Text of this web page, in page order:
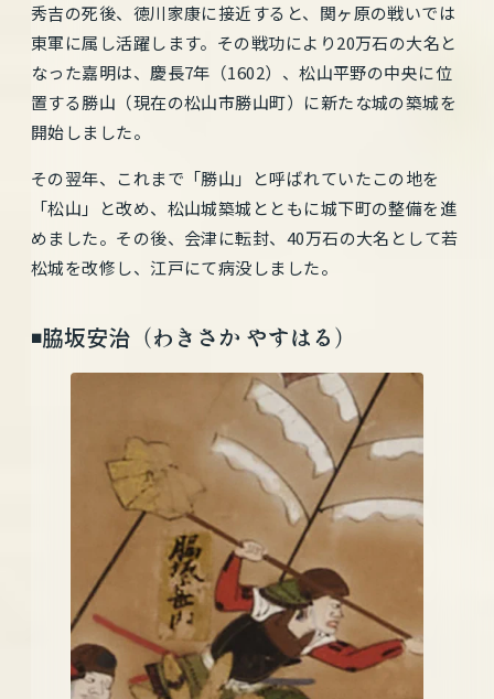
秀吉の死後、徳川家康に接近すると、関ヶ原の戦いでは
東軍に属し活躍します。その戦功により20万石の大名と
なった嘉明は、慶長7年（1602）、松山平野の中央に位
置する勝山（現在の松山市勝山町）に新たな城の築城を
開始しました。
その翌年、これまで「勝山」と呼ばれていたこの地を
「松山」と改め、松山城築城とともに城下町の整備を進
めました。その後、会津に転封、40万石の大名として若
松城を改修し、江戸にて病没しました。
◾️脇坂安治（わきさか やすはる）